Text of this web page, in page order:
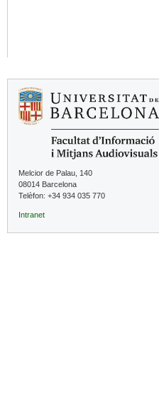
Melcior de Palau, 140
08014 Barcelona
Telèfon: +34 934 035 770
Intranet